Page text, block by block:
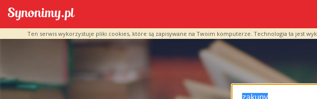
Ten serwis wykorzystuje pliki cookies, które są zapisywane na Twoim komputerze. Technologia ta jest